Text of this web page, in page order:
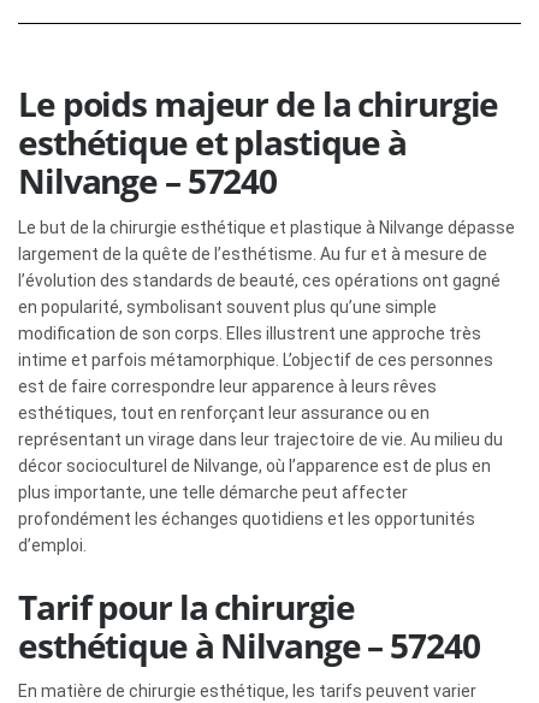
Le poids majeur de la chirurgie
esthétique et plastique à
Nilvange – 57240
Le but de la chirurgie esthétique et plastique à Nilvange dépasse
largement de la quête de l’esthétisme. Au fur et à mesure de
l’évolution des standards de beauté, ces opérations ont gagné
en popularité, symbolisant souvent plus qu’une simple
modification de son corps. Elles illustrent une approche très
intime et parfois métamorphique. L’objectif de ces personnes
est de faire correspondre leur apparence à leurs rêves
esthétiques, tout en renforçant leur assurance ou en
représentant un virage dans leur trajectoire de vie. Au milieu du
décor socioculturel de Nilvange, où l’apparence est de plus en
plus importante, une telle démarche peut affecter
profondément les échanges quotidiens et les opportunités
d’emploi.
Tarif pour la chirurgie
esthétique à Nilvange – 57240
En matière de chirurgie esthétique, les tarifs peuvent varier